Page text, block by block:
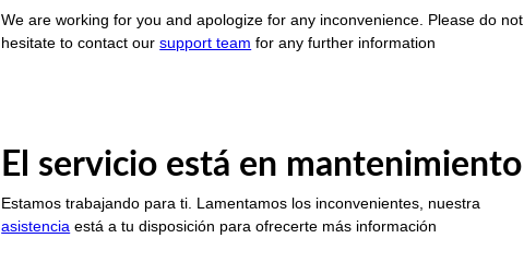
We are working for you and apologize for any inconvenience. Please do not
hesitate to contact oursupport team for any further information
El servicio está en mantenimiento
Estamos trabajando para ti. Lamentamos los inconvenientes, nuestra
asistencia está a tu disposición para ofrecerte más información